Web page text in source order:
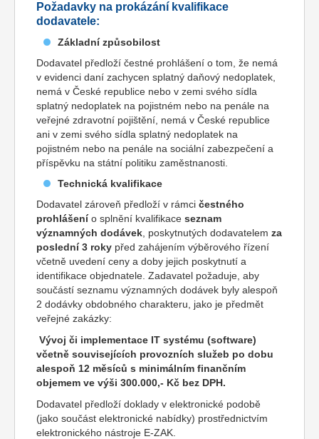
Požadavky na prokázání kvalifikace
dodavatele:
Základní způsobilost
Dodavatel předloží čestné prohlášení o tom, že nemá
v evidenci daní zachycen splatný daňový nedoplatek,
nemá v České republice nebo v zemi svého sídla
splatný nedoplatek na pojistném nebo na penále na
veřejné zdravotní pojištění, nemá v České republice
ani v zemi svého sídla splatný nedoplatek na
pojistném nebo na penále na sociální zabezpečení a
příspěvku na státní politiku zaměstnanosti.
Technická kvalifikace
Dodavatel zároveň předloží v rámci čestného
prohlášenío splnění kvalifikace seznam
významných dodávek , poskytnutých dodavatelem za
poslední 3 roky před zahájením výběrového řízení
včetně uvedení ceny a doby jejich poskytnutí a
identifikace objednatele. Zadavatel požaduje, aby
součástí seznamu významných dodávek byly alespoň
2 dodávky obdobného charakteru, jako je předmět
veřejné zakázky:
Vývoj či implementace IT systému (software)
včetně souvisejících provozních služeb po dobu
alespoň 12 měsíců s minimálním finančním
objemem ve výši 300.000,- Kč bez DPH.
Dodavatel předloží doklady v elektronické podobě
(jako součást elektronické nabídky) prostřednictvím
elektronického nástroje E-ZAK.